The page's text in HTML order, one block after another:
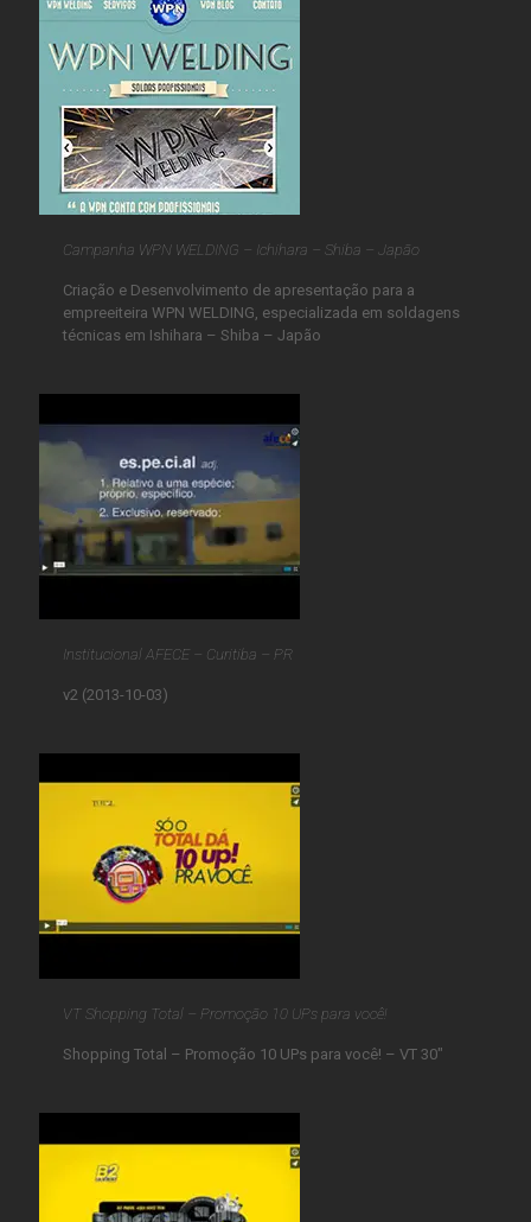
Campanha WPN WELDING – Ichihara – Shiba – Japão
Criação e Desenvolvimento de apresentação para a
empreeiteira WPN WELDING, especializada em soldagens
técnicas em Ishihara – Shiba – Japão
Institucional AFECE – Curitiba – PR
v2 (2013-10-03)
VT Shopping Total – Promoção 10 UPs para você!
Shopping Total – Promoção 10 UPs para você! – VT 30″